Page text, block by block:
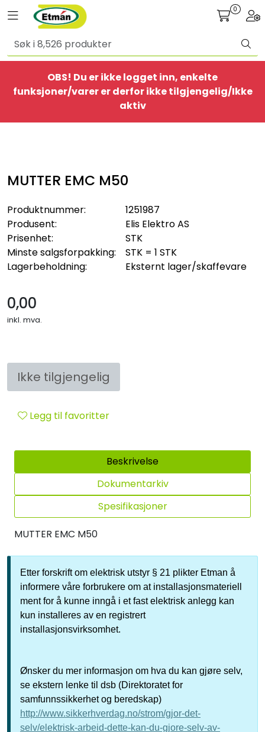
Skip to main content
Toggle navigation 0
OBS! Du er ikke logget inn, enkelte
funksjoner/varer er derfor ikke tilgjengelig/Ikke
aktiv
MUTTER EMC M50
Produktnummer:
1251987
Produsent:
Elis Elektro AS
Prisenhet:
STK
Minste salgsforpakking:
STK = 1 STK
Lagerbeholdning:
Eksternt lager/skaffevare
0,00
inkl. mva.
Ikke tilgjengelig
Legg til favoritter
Beskrivelse
Dokumentarkiv
Spesifikasjoner
MUTTER EMC M50
Etter forskrift om elektrisk utstyr § 21 plikter Etman å
informere våre forbrukere om at installasjonsmateriell
ment for å kunne inngå i et fast elektrisk anlegg kan
kun installeres av en registrert
installasjonsvirksomhet.
Ønsker du mer informasjon om hva du kan gjøre selv,
se ekstern lenke til dsb (Direktoratet for
samfunnssikkerhet og beredskap)
http://www.sikkerhverdag.no/strom/gjor-det-
selv/elektrisk-arbeid-dette-kan-du-gjore-selv-av-
Alle produkter
BestSelgere
Provisorisk
Bolig
Belysning
Sikringsmateriell
Kabler
Outlet